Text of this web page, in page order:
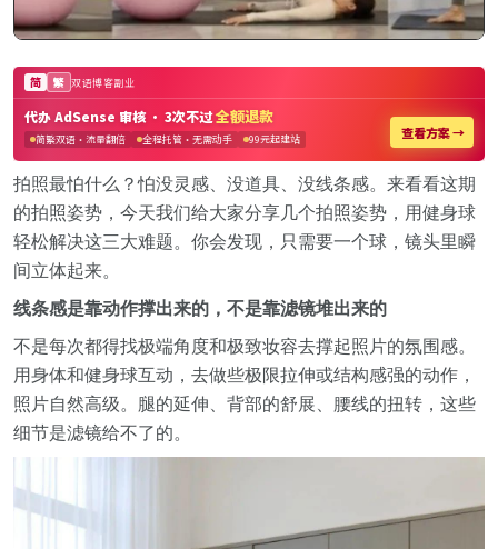
拍照最怕什么？怕没灵感、没道具、没线条感。来看看这期
的拍照姿势，今天我们给大家分享几个拍照姿势，用健身球
轻松解决这三大难题。你会发现，只需要一个球，镜头里瞬
间立体起来。
线条感是靠动作撑出来的，不是靠滤镜堆出来的
不是每次都得找极端角度和极致妆容去撑起照片的氛围感。
用身体和健身球互动，去做些极限拉伸或结构感强的动作，
照片自然高级。腿的延伸、背部的舒展、腰线的扭转，这些
细节是滤镜给不了的。